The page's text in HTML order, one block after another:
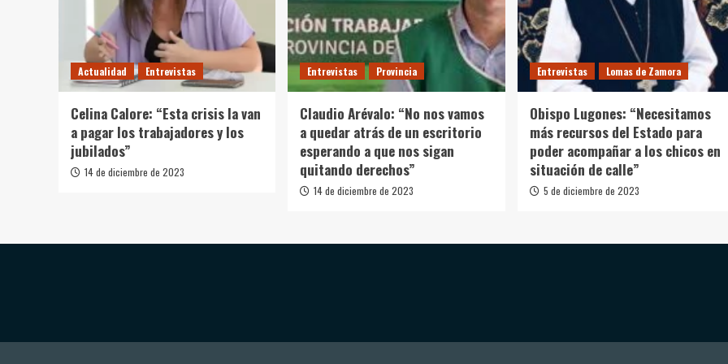
Actualidad Entrevistas
Celina Calore: “Esta crisis la van
a pagar los trabajadores y los
jubilados”
14 de diciembre de 2023
Entrevistas Provincia
Claudio Arévalo: “No nos vamos
a quedar atrás de un escritorio
esperando a que nos sigan
quitando derechos”
14 de diciembre de 2023
Entrevistas Lomas de Zamora
Obispo Lugones: “Necesitamos
más recursos del Estado para
poder acompañar a los chicos en
situación de calle”
5 de diciembre de 2023